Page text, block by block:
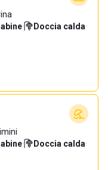
· Doccia calda·
· Doccia calda·